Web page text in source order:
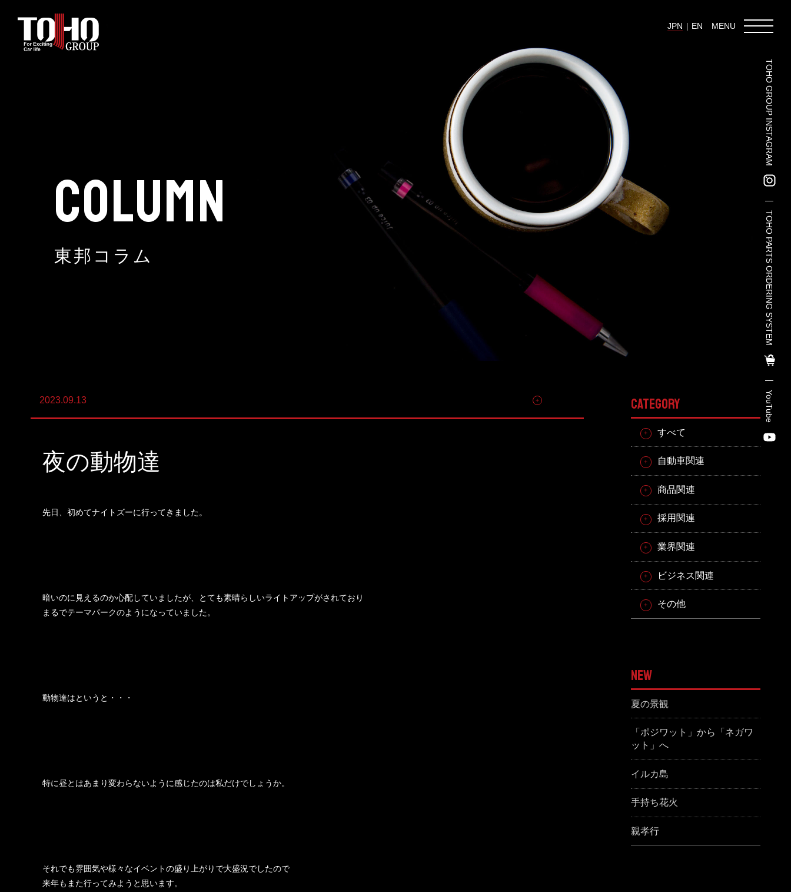
JPN EN MENU
ホーム
DX事業
株式会社 東邦ホールディング
東邦自動車 株式会社
株式会社 東邦アウトフロイデ
東邦グループの採用情報
東邦グループからのお知らせ
東邦コラム
TOHO PARTS ORDERING SYSTE
YouTube
TOHO GROUP INSTAGRAM
TOHO PARTS ORDERING SYSTEM
YouTube
COLUMN
東邦コラム
2023.09.13
夜の動物達
先日、初めてナイトズーに行ってきました。
暗いのに見えるのか心配していましたが、とても素晴らしいライトアップがされており
まるでテーマパークのようになっていました。
動物達はというと・・・
特に昼とはあまり変わらないように感じたのは私だけでしょうか。
それでも雰囲気や様々なイベントの盛り上がりで大盛況でしたので
来年もまた行ってみようと思います。
CATEGORY
すべて
自動車関連
商品関連
採用関連
業界関連
ビジネス関連
その他
NEW
夏の景観
「ポジワット」から「ネガワ
ット」へ
イルカ島
手持ち花火
親孝行